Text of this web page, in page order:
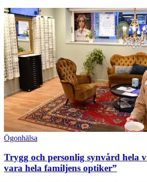
Ögonhälsa
Trygg och personlig synvård hela
vara hela familjens optiker”